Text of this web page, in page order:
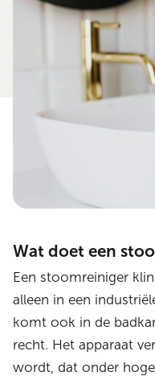
Wat doet een
Een stoomreiniger
alleen in een
komt ook in de
recht. Het apparaat
wordt, dat onder